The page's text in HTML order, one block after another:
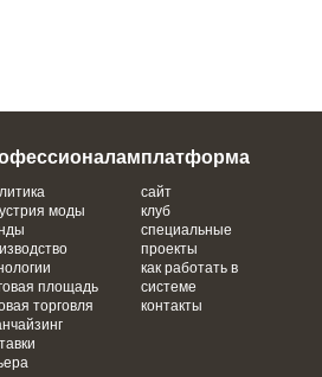
моды
площадь
торговля
платформа
сайт
клуб
специальные
проекты
как работать в
системе
контакты